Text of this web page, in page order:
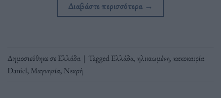
Διαβάστε περισσότερα →
Δημοσιεύθηκε σεΕλλάδα | TaggedΕλλάδα,ηλικιωμένη,κακοκαιρία
Daniel, Μαγνησία, Νεκρή